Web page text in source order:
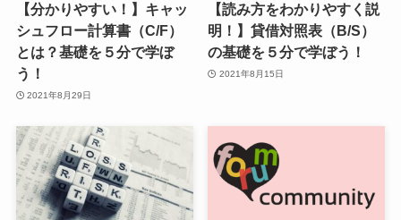
【分かりやすい！】キャッ
シュフロー計算書（C/F）
とは？基礎を５分で学ぼ
う！
2021年8月29日
【読み方をわかりやすく説
明！】貸借対照表（B/S）
の基礎を５分で学ぼう！
2021年8月15日